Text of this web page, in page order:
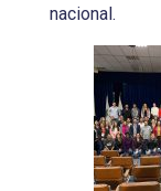
nacional.